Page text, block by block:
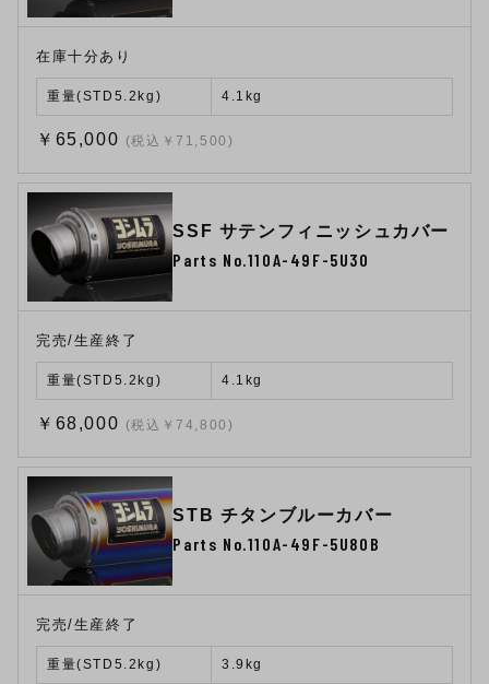
在庫十分あり
重量(STD5.2kg) 4.1kg
￥65,000 (税込￥71,500)
SSF サテンフィニッシュカバー
Parts No.110A-49F-5U30
完売/生産終了
重量(STD5.2kg) 4.1kg
￥68,000 (税込￥74,800)
STB チタンブルーカバー
Parts No.110A-49F-5U80B
完売/生産終了
重量(STD5.2kg) 3.9kg